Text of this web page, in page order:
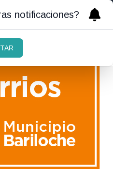
de Albert
la hija del célebre
notificaciones?